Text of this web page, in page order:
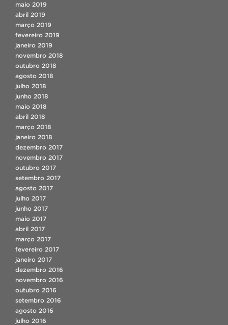
maio 2019
abril 2019
março 2019
fevereiro 2019
janeiro 2019
novembro 2018
outubro 2018
agosto 2018
julho 2018
junho 2018
maio 2018
abril 2018
março 2018
janeiro 2018
dezembro 2017
novembro 2017
outubro 2017
setembro 2017
agosto 2017
julho 2017
junho 2017
maio 2017
abril 2017
março 2017
fevereiro 2017
janeiro 2017
dezembro 2016
novembro 2016
outubro 2016
setembro 2016
agosto 2016
julho 2016